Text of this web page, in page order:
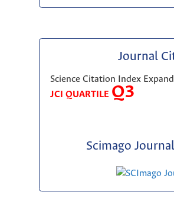
Journal
Science Citation Index
JCI QUARTILE Q3
Scimago